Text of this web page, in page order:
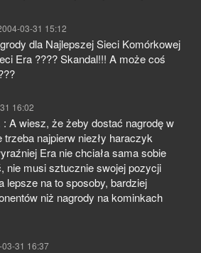
03-31 15:12
dla Najlepszej Sieci Komórkowej
Era ???? Skandal!!! A może coś
16:02
A wiesz, że żeby dostać nagrodę w
najpierw niezły haraczyk
Era nie chciała sama sobie
nie musi sztucznie swojej pozycji
lepsze na to sposoby, bardziej
niż nagrody na kominkach
31 16:37